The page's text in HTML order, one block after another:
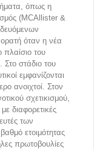
όπως η
(MCAllister &
ορατή όταν η νέα
πλαίσιο του
στάδιο του
εμφανίζονται
ανοιχτοί. Στον
σχετικισμού,
διαφορετικές
των
ετοιμότητας
πρωτοβουλίες